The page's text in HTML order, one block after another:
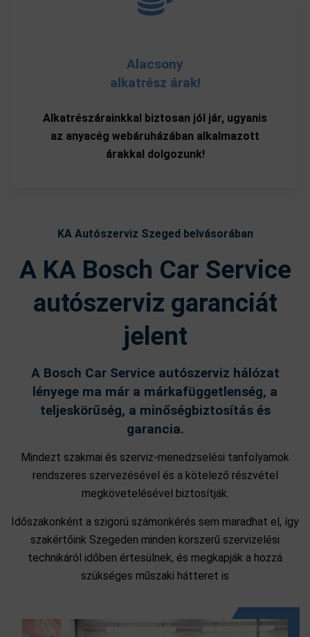
Alacsony
alkatrész árak!
Alkatrészárainkkal biztosan jól jár, ugyanis
az anyacég webáruházában alkalmazott
árakkal dolgozunk!
KA Autószerviz Szeged belvásorában
A KA Bosch Car Service
autószerviz garanciát
jelent
A Bosch Car Service autószerviz hálózat
lényege ma már a márkafüggetlenség, a
teljeskörűség, a minőségbiztosítás és
garancia.
Mindezt szakmai és szerviz-menedzselési tanfolyamok
rendszeres szervezésével és a kötelező részvétel
megkövetelésével biztosítják.
Időszakonként a szigorú számonkérés sem maradhat el, így
szakértőink Szegeden minden korszerű szervizelési
technikáról időben értesülnek, és megkapják a hozzá
szükséges műszaki hátteret is